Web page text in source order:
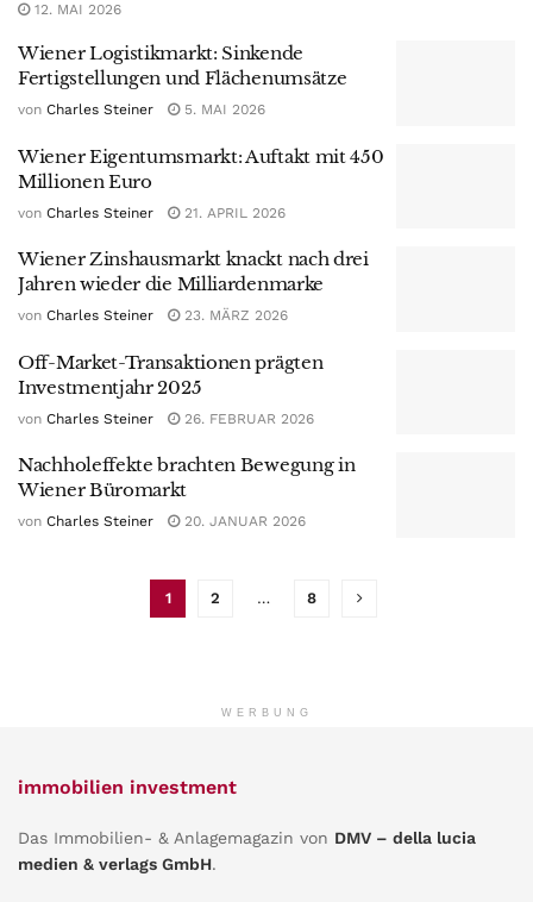
12. MAI 2026
Wiener Logistikmarkt: Sinkende
Fertigstellungen und Flächenumsätze
von Charles Steiner 5. MAI 2026
Wiener Eigentumsmarkt: Auftakt mit 450
Millionen Euro
von Charles Steiner 21. APRIL 2026
Wiener Zinshausmarkt knackt nach drei
Jahren wieder die Milliardenmarke
von Charles Steiner 23. MÄRZ 2026
Off-Market-Transaktionen prägten
Investmentjahr 2025
von Charles Steiner 26. FEBRUAR 2026
Nachholeffekte brachten Bewegung in
Wiener Büromarkt
von Charles Steiner 20. JANUAR 2026
1 2 … 8
WERBUNG
immobilien investment
Das Immobilien- & Anlagemagazin von DMV – della lucia
medien & verlags GmbH.